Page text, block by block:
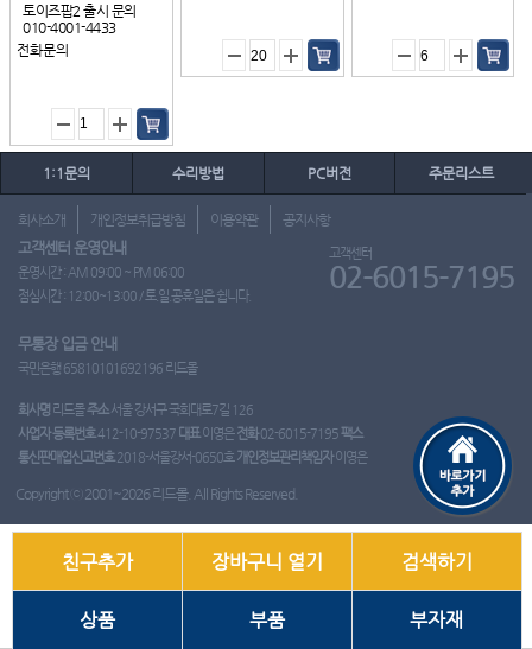
토이즈팝2 출시 문의
010-4001-4433
전화문의
1:1문의 수리방법 PC버전 주문리스트
회사소개 개인정보취급방침 이용약관 공지사항
고객센터 운영안내
운영시간 : AM 09:00 ~ PM 06:00
점심시간 : 12:00~13:00 / 토.일.공휴일은 쉽니다.
고객센터
02-6015-7195
무통장 입금 안내
국민은행 65810101692196 리드몰
회사명 리드몰주소서울 강서구 국회대로7길 126
사업자 등록번호412-10-97537 대표 이영은 전화02-6015-7195팩스
통신판매업신고번호2018-서울강서-0650호 개인정보관리책임자이영은
Copyright ⓒ 2001~2026 리드몰. All Rights Reserved.
친구추가 장바구니 열기 검색하기
상품 부품 부자재